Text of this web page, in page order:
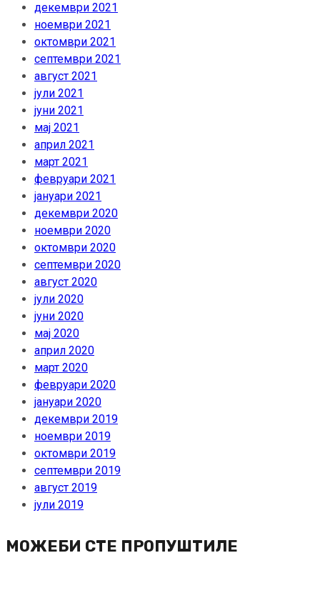
декември 2021
ноември 2021
октомври 2021
септември 2021
август 2021
јули 2021
јуни 2021
мај 2021
април 2021
март 2021
февруари 2021
јануари 2021
декември 2020
ноември 2020
октомври 2020
септември 2020
август 2020
јули 2020
јуни 2020
мај 2020
април 2020
март 2020
февруари 2020
јануари 2020
декември 2019
ноември 2019
октомври 2019
септември 2019
август 2019
јули 2019
МОЖЕБИ СТЕ ПРОПУШТИЛЕ